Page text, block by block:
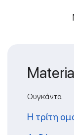
Ουγκάντα
Η τρίτη